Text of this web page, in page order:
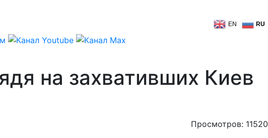
EN RU
на захвативших Киев
Просмотров: 11520